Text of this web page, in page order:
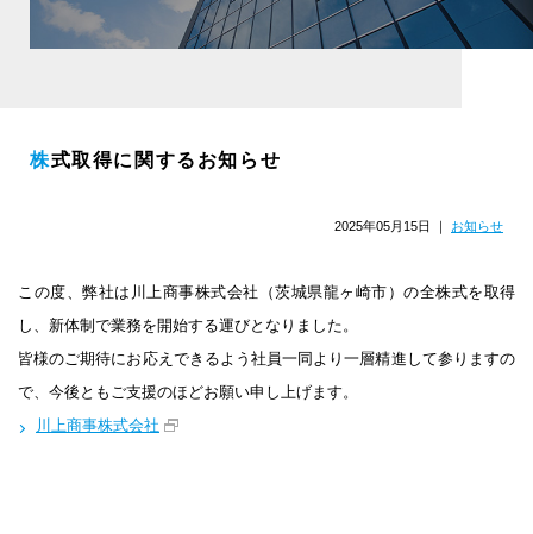
株式取得に関するお知らせ
2025年05月15日 ｜ お知らせ
この度、弊社は川上商事株式会社（茨城県龍ヶ崎市）の全株式を取得
し、新体制で業務を開始する運びとなりました。
皆様のご期待にお応えできるよう社員一同より一層精進して参りますの
で、今後ともご支援のほどお願い申し上げます。
川上商事株式会社